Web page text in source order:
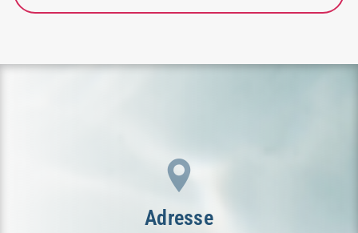
Adresse